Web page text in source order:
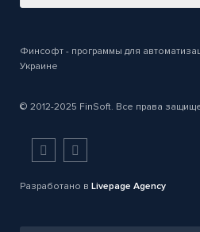
Финсофт - программы для
Украине
© 2012-2025 FinSoft. Все права
Разработано в Livepage Agency